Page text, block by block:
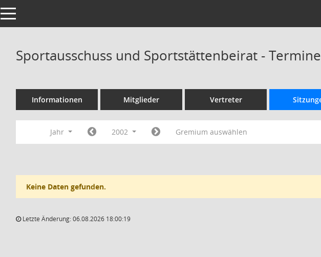
Toggle navigation
Sportausschuss und Sportstättenbeirat -
Informationen Mitglieder Vertreter
Jahr 2002 Gremium auswählen
Keine Daten gefunden.
Letzte Änderung: 06.08.2026 18:00:19